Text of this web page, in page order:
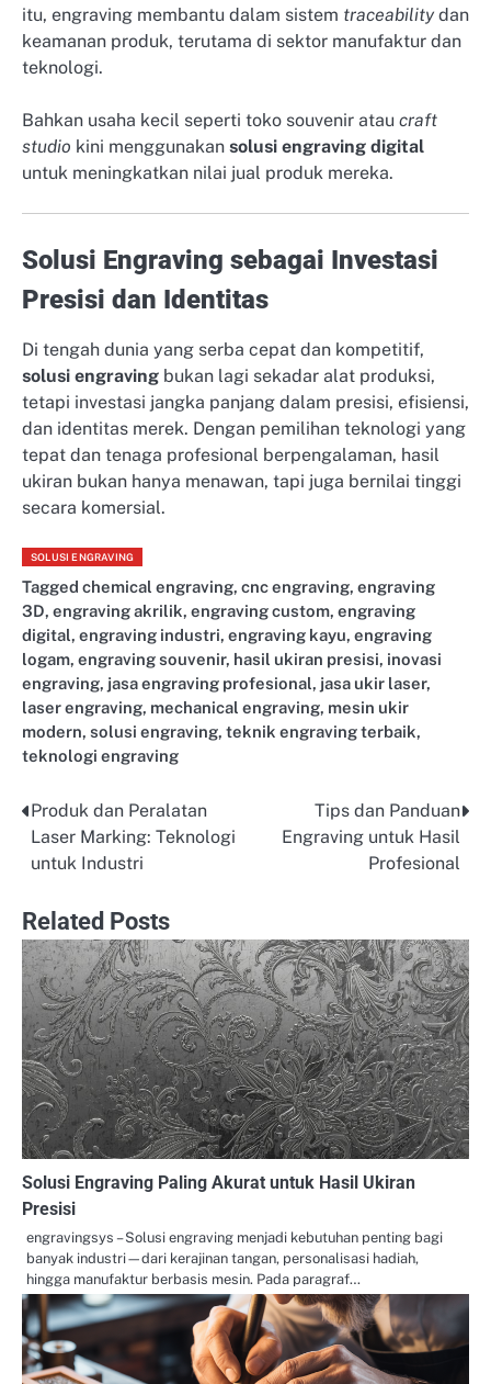
itu, engraving membantu dalam sistem traceability dan
keamanan produk, terutama di sektor manufaktur dan
teknologi.
Bahkan usaha kecil seperti toko souvenir atau craft
studio kini menggunakan solusi engraving digital
untuk meningkatkan nilai jual produk mereka.
Solusi Engraving sebagai Investasi
Presisi dan Identitas
Di tengah dunia yang serba cepat dan kompetitif,
solusi engraving bukan lagi sekadar alat produksi,
tetapi investasi jangka panjang dalam presisi, efisiensi,
dan identitas merek. Dengan pemilihan teknologi yang
tepat dan tenaga profesional berpengalaman, hasil
ukiran bukan hanya menawan, tapi juga bernilai tinggi
secara komersial.
SOLUSI ENGRAVING
Tagged chemical engraving, cnc engraving, engraving
3D, engraving akrilik, engraving custom, engraving
digital, engraving industri, engraving kayu, engraving
logam, engraving souvenir, hasil ukiran presisi, inovasi
engraving, jasa engraving profesional, jasa ukir laser,
laser engraving, mechanical engraving, mesin ukir
modern, solusi engraving, teknik engraving terbaik,
teknologi engraving
Post
navigation
Produk dan Peralatan
Laser Marking: Teknologi
untuk Industri
Tips dan Panduan
Engraving untuk Hasil
Profesional
Related Posts
Solusi Engraving Paling Akurat untuk Hasil Ukiran
Presisi
engravingsys – Solusi engraving menjadi kebutuhan penting bagi
banyak industri—dari kerajinan tangan, personalisasi hadiah,
hingga manufaktur berbasis mesin. Pada paragraf…